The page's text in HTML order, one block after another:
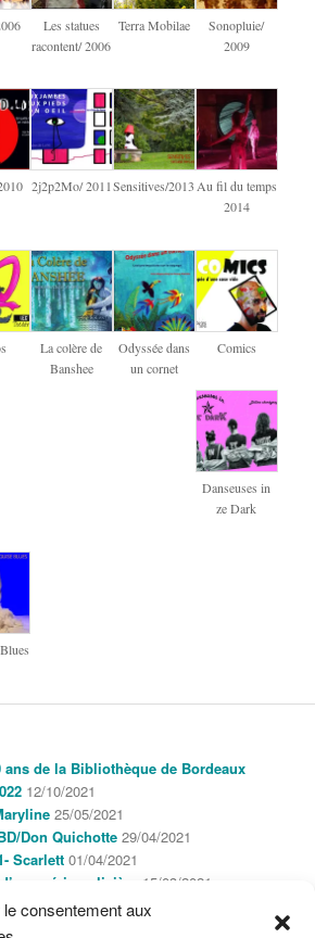
Les statues
racontent/ 2006
Terra Mobilae
Sonopluie/
2009
2j2p2Mo/ 2011Sensitives/2013Au fil du temps
2014
La colère de
Banshee
Odyssée dans
un cornet
Comics
Danseuses in
ze Dark
ans de la Bibliothèque de Bordeaux
12/10/2021
25/05/2021
Don Quichotte 29/04/2021
Scarlett 01/04/2021
série policière
15/03/2021
consentement aux